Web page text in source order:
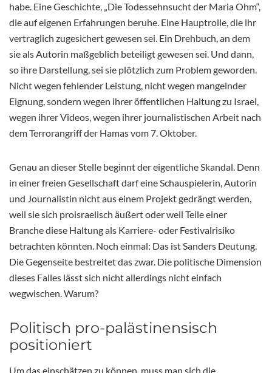
habe. Eine Geschichte, „Die Todessehnsucht der Maria Ohm“,
die auf eigenen Erfahrungen beruhe. Eine Hauptrolle, die ihr
vertraglich zugesichert gewesen sei. Ein Drehbuch, an dem
sie als Autorin maßgeblich beteiligt gewesen sei. Und dann,
so ihre Darstellung, sei sie plötzlich zum Problem geworden.
Nicht wegen fehlender Leistung, nicht wegen mangelnder
Eignung, sondern wegen ihrer öffentlichen Haltung zu Israel,
wegen ihrer Videos, wegen ihrer journalistischen Arbeit nach
dem Terrorangriff der Hamas vom 7. Oktober.
Genau an dieser Stelle beginnt der eigentliche Skandal. Denn
in einer freien Gesellschaft darf eine Schauspielerin, Autorin
und Journalistin nicht aus einem Projekt gedrängt werden,
weil sie sich proisraelisch äußert oder weil Teile einer
Branche diese Haltung als Karriere- oder Festivalrisiko
betrachten könnten. Noch einmal: Das ist Sanders Deutung.
Die Gegenseite bestreitet das zwar. Die politische Dimension
dieses Falles lässt sich nicht allerdings nicht einfach
wegwischen. Warum?
Politisch pro-palästinensisch
positioniert
Um das einschätzen zu können, muss man sich die